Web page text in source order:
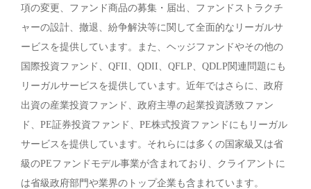
項の変更、ファンド商品の募集・届出、ファンドストラクチ
ャーの設計、撤退、紛争解決等に関して全面的なリーガルサ
ービスを提供しています。また、ヘッジファンドやその他の
国際投資ファンド、QFII、QDII、QFLP、QDLP関連問題にも
リーガルサービスを提供しています。近年ではさらに、政府
出資の産業投資ファンド、政府主導の起業投資誘致ファン
ド、PE証券投資ファンド、PE株式投資ファンドにもリーガル
サービスを提供しています。それらには多くの国家級又は省
級のPEファンドモデル事業が含まれており、クライアントに
は省級政府部門や業界のトップ企業も含まれています。